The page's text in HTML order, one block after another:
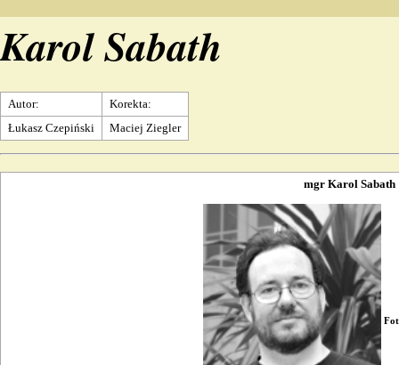
Karol Sabath
Autor:
Korekta:
Łukasz Czepiński
Maciej Ziegler
mgr Karol Sabath